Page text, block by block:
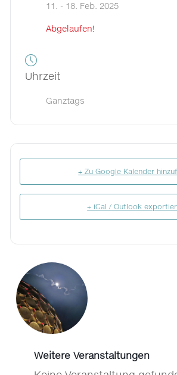
11. - 18. Feb. 2025
Abgelaufen!
Uhrzeit
Ganztags
+ Zu Google Kalender
+ iCal / Outlook
Weitere Veranstaltungen